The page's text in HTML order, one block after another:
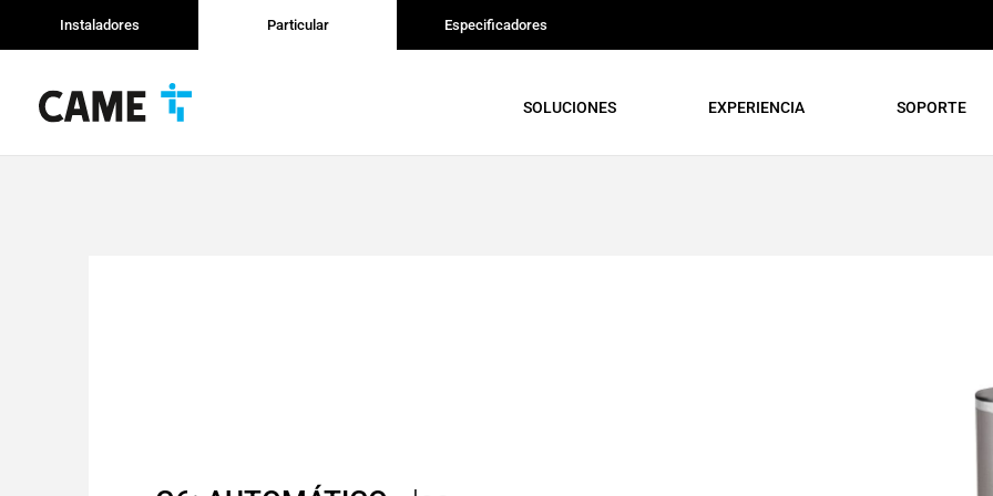
Instaladores Particular Especificadores
SOLUCIONES EXPERIENCIA SOPORTE